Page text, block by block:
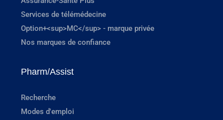
Services de télémédecine
Option+<sup>MC</sup> - marque privée
Nos marques de confiance
Pharm/Assist
Recherche
Modes d'emploi